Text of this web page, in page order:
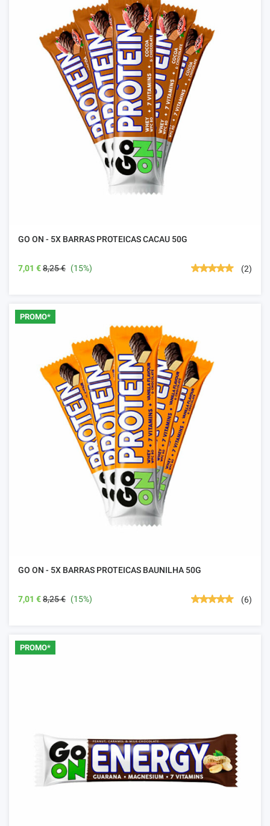
GO ON - 5X BARRAS PROTEICAS CACAU 50G
7,01 €8,25 € (15%) (2)
PROMO*
GO ON - 5X BARRAS PROTEICAS BAUNILHA 50G
7,01 €8,25 € (15%) (6)
PROMO*